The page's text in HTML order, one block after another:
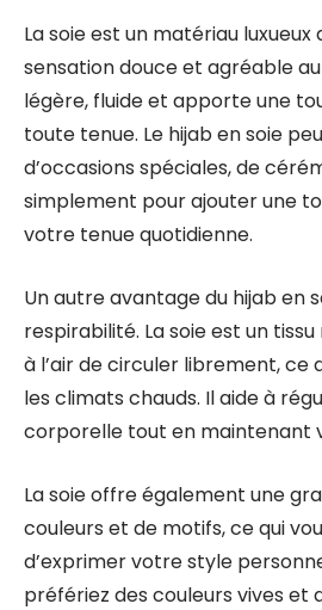
La soie est un matériau luxueux
sensation douce et agréable
légère, fluide et apporte une
toute tenue. Le hijab en soie
d’occasions spéciales, de
simplement pour ajouter une
votre tenue quotidienne.
Un autre avantage du hijab en
respirabilité. La soie est un
à l’air de circuler librement, ce
les climats chauds. Il aide à
corporelle tout en maintenant
La soie offre également une
couleurs et de motifs, ce qui
d’exprimer votre style
préfériez des couleurs vives et